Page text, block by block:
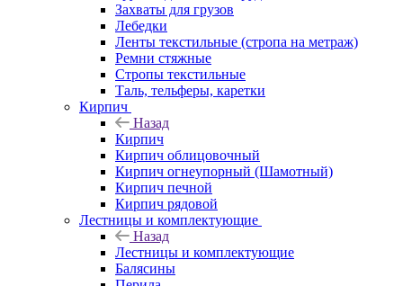
Захваты для грузов
Лебедки
Ленты текстильные (стропа на метраж)
Ремни стяжные
Стропы текстильные
Таль, тельферы, каретки
Кирпич
Назад
Кирпич
Кирпич облицовочный
Кирпич огнеупорный (Шамотный)
Кирпич печной
Кирпич рядовой
Лестницы и комплектующие
Назад
Лестницы и комплектующие
Балясины